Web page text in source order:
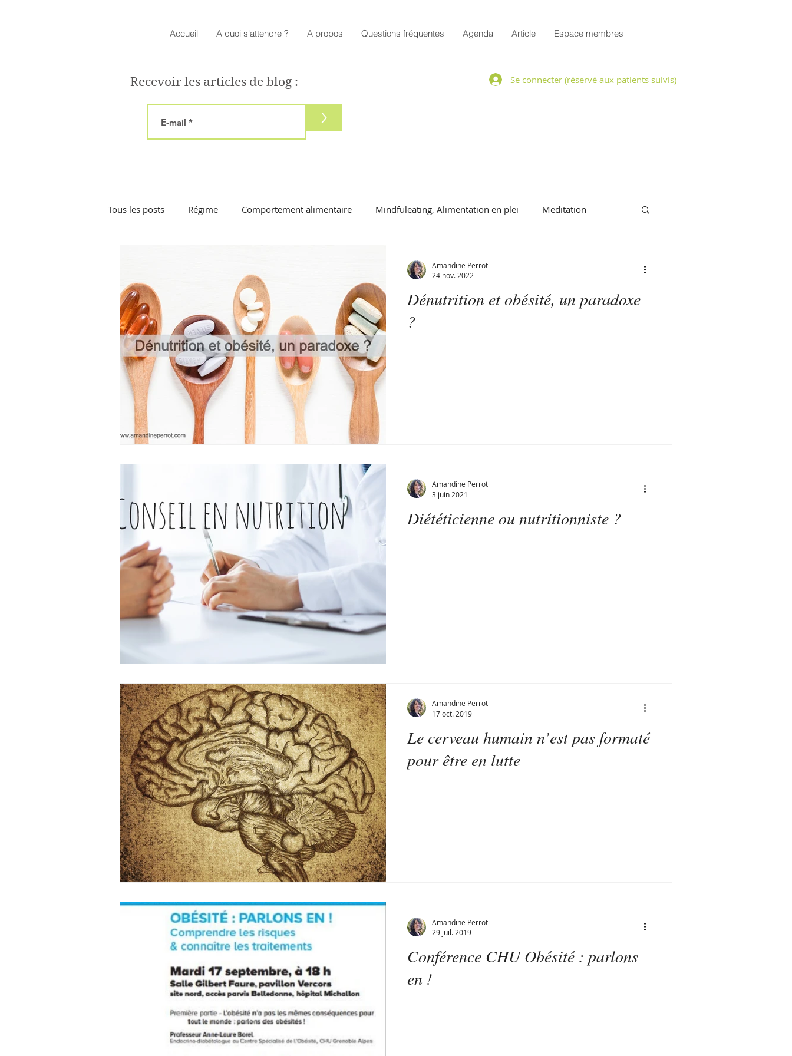
Accueil A quoi s'attendre ? A propos Questions fréquentes Agenda Article Espace membres
Recevoir les articles de blog :
>
Tous les posts Régime Comportement alimentaire Mindfuleating, Alimentation en plei Meditation
groupe discussion formules suivis diététiques Réconfort alimentaire Mon corps Mon alimentation
Activité physique Enfants, Ados, Familles Cuisine
Dénutrition et obésité, un paradoxe
?
Amandine Perrot
24 nov. 2022
Diététicienne ou nutritionniste ?
Amandine Perrot
3 juin 2021
Le cerveau humain n’est pas formaté
pour être en lutte
Amandine Perrot
17 oct. 2019
Conférence CHU Obésité : parlons
en !
Amandine Perrot
29 juil. 2019
Se connecter (réservé aux patients suivis)